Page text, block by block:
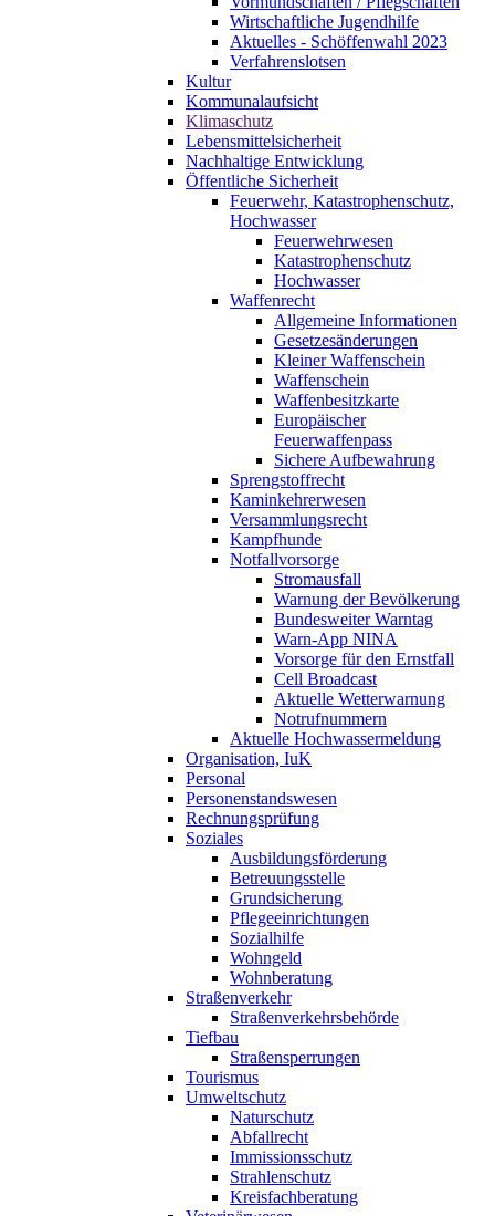
Wirtschaftliche Jugendhilfe
Aktuelles - Schöffenwahl 2023
Verfahrenslotsen
Kultur
Kommunalaufsicht
Klimaschutz
Lebensmittelsicherheit
Nachhaltige Entwicklung
Öffentliche Sicherheit
Feuerwehr, Katastrophenschutz,
Hochwasser
Feuerwehrwesen
Katastrophenschutz
Hochwasser
Waffenrecht
Allgemeine Informationen
Gesetzesänderungen
Kleiner Waffenschein
Waffenschein
Waffenbesitzkarte
Europäischer
Feuerwaffenpass
Sichere Aufbewahrung
Sprengstoffrecht
Kaminkehrerwesen
Versammlungsrecht
Kampfhunde
Notfallvorsorge
Stromausfall
Warnung der Bevölkerung
Bundesweiter Warntag
Warn-App NINA
Vorsorge für den Ernstfall
Cell Broadcast
Aktuelle Wetterwarnung
Notrufnummern
Aktuelle Hochwassermeldung
Organisation, IuK
Personal
Personenstandswesen
Rechnungsprüfung
Soziales
Ausbildungsförderung
Betreuungsstelle
Grundsicherung
Pflegeeinrichtungen
Sozialhilfe
Wohngeld
Wohnberatung
Straßenverkehr
Straßenverkehrsbehörde
Tiefbau
Straßensperrungen
Tourismus
Umweltschutz
Naturschutz
Abfallrecht
Immissionsschutz
Strahlenschutz
Kreisfachberatung